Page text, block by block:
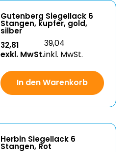
Gutenberg Siegellack 6
Stangen, kupfer, gold,
silber
32,81
exkl. MwSt.
39,04
inkl. MwSt.
In den Warenkorb
Herbin Siegellack 6
Stangen, Rot